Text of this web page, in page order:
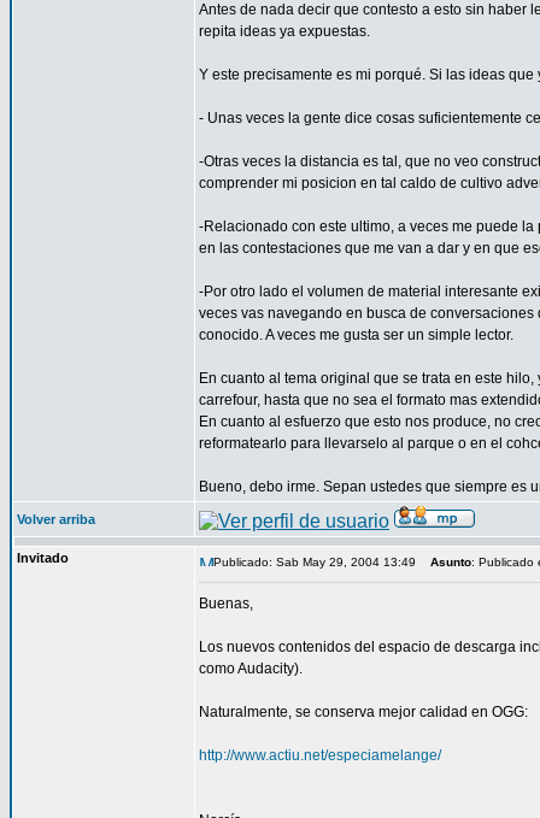
Antes de nada decir que contesto a esto sin haber
repita ideas ya expuestas.
Y este precisamente es mi porqué. Si las ideas
- Unas veces la gente dice cosas suficientemente
-Otras veces la distancia es tal, que no veo
comprender mi posicion en tal caldo de cultivo
-Relacionado con este ultimo, a veces me puede
en las contestaciones que me van a dar y en que
-Por otro lado el volumen de material interesante
veces vas navegando en busca de
conocido. A veces me gusta ser un simple lector.
En cuanto al tema original que se trata en este
carrefour, hasta que no sea el formato mas
En cuanto al esfuerzo que esto nos produce, no
reformatearlo para llevarselo al parque o en el
Bueno, debo irme. Sepan ustedes que siempre es
Volver arriba
Invitado Publicado: Sab May 29, 2004 13:49 Asunto: Publicado
Buenas,
Los nuevos contenidos del espacio de descarga
como Audacity).
Naturalmente, se conserva mejor calidad en OGG:
http://www.actiu.net/especiamelange/